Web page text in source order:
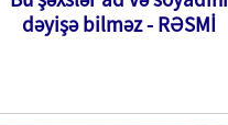
dəyişə bilməz - RƏSMİ